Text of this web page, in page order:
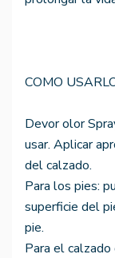
COMO
Devor olor
usar. Aplicar
del calzado.
Para los pies:
superficie del
pie.
Para el